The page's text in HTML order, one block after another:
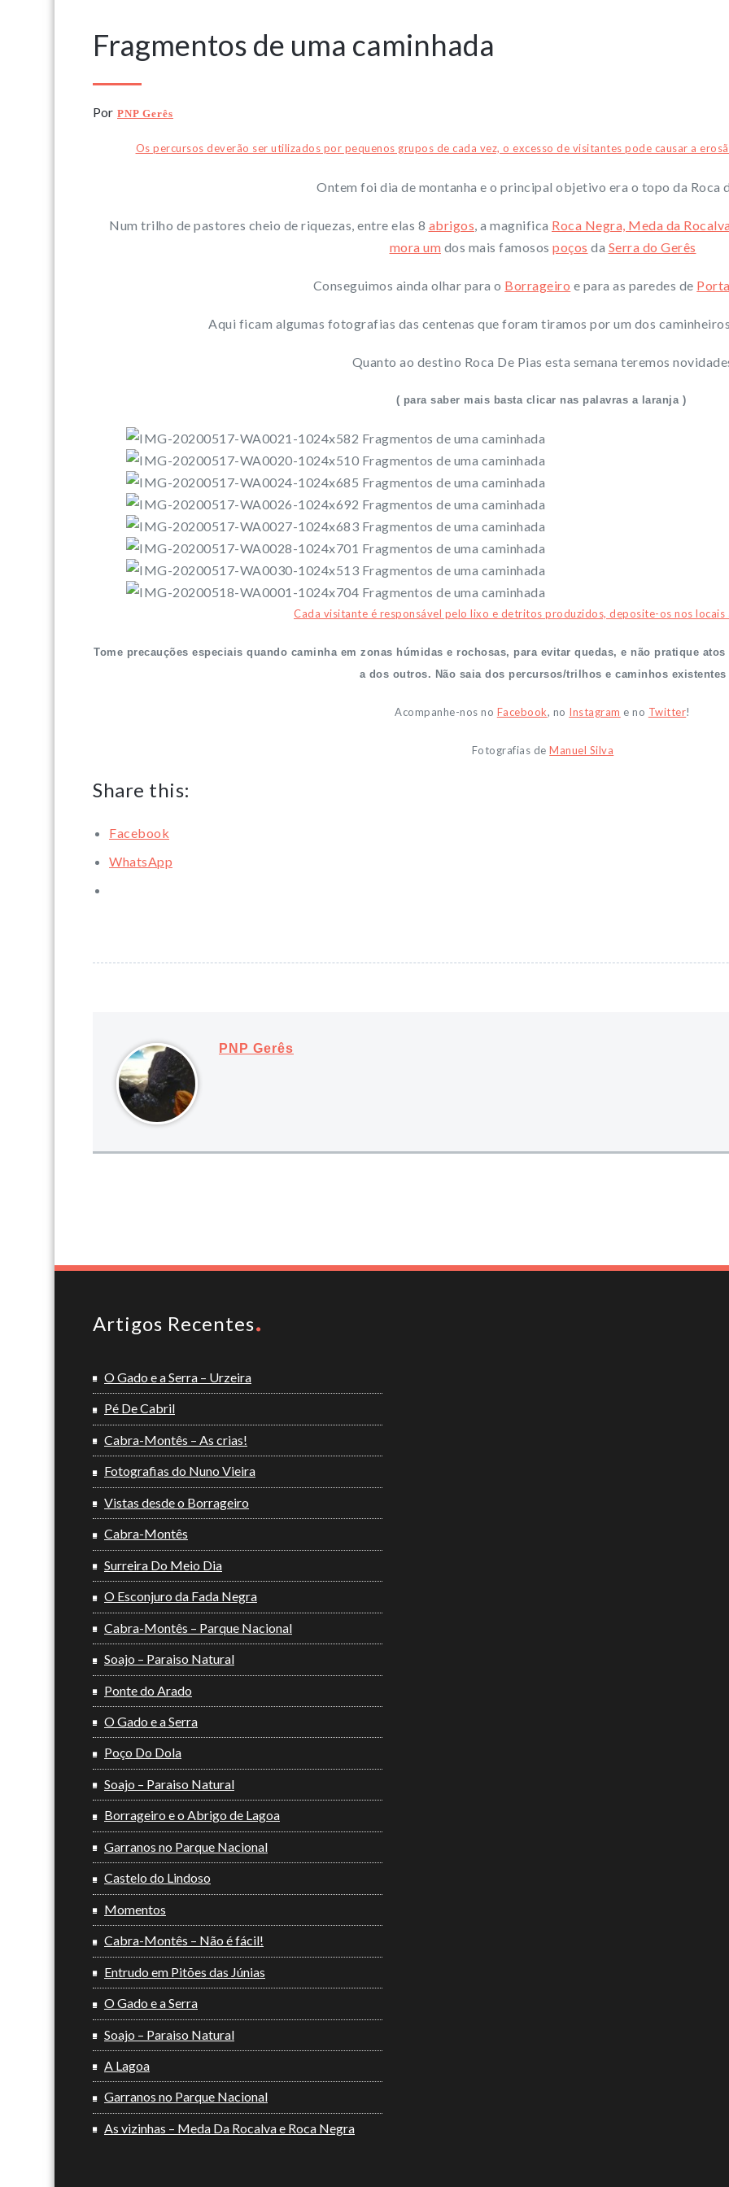
Fragmentos de uma caminhada
Por PNP Gerês
Os percursos deverão ser utilizados por pequenos grupos de cada vez, o excesso de visitantes pode causar a
Ontem foi dia de montanha e o principal objetivo era o topo da Roca
Num trilho de pastores cheio de riquezas, entre elas 8 abrigos, a magnifica Roca Negra, Meda da
mora um dos mais famosos poços da Serra do Gerês
Conseguimos ainda olhar para o Borrageiro e para as paredes de
Aqui ficam algumas fotografias das centenas que foram tiramos por um dos
Quanto ao destino Roca De Pias esta semana teremos
( para saber mais basta clicar nas palavras a laranja )
Cada visitante é responsável pelo lixo e detritos produzidos, deposite-os nos
Tome precauções especiais quando caminha em zonas húmidas e rochosas, para evitar quedas, e não pratique
a dos outros. Não saia dos percursos/trilhos e caminhos existentes
Acompanhe-nos no Facebook, no Instagram e no Twitter!
Fotografias deManuel Silva
Share this:
Facebook
WhatsApp
PNP Gerês
Artigos Recentes
O Gado e a Serra – Urzeira
Pé De Cabril
Cabra-Montês – As crias!
Fotografias do Nuno Vieira
Vistas desde o Borrageiro
Cabra-Montês
Surreira Do Meio Dia
O Esconjuro da Fada Negra
Cabra-Montês – Parque Nacional
Soajo – Paraiso Natural
Ponte do Arado
O Gado e a Serra
Poço Do Dola
Soajo – Paraiso Natural
Borrageiro e o Abrigo de Lagoa
Garranos no Parque Nacional
Castelo do Lindoso
Momentos
Cabra-Montês – Não é fácil!
Entrudo em Pitões das Júnias
O Gado e a Serra
Soajo – Paraiso Natural
A Lagoa
Garranos no Parque Nacional
As vizinhas – Meda Da Rocalva e Roca Negra